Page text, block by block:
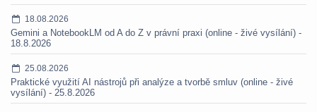
18.08.2026
Gemini a NotebookLM od A do Z v právní praxi (online - živé vysílání) -
18.8.2026
25.08.2026
Praktické využití AI nástrojů při analýze a tvorbě smluv (online - živé
vysílání) - 25.8.2026